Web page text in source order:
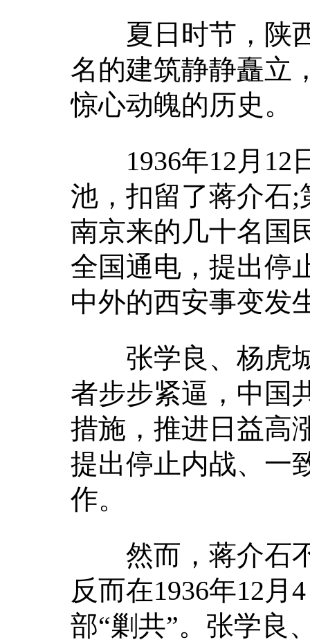
夏日时节，陕西
名的建筑静静矗立
惊心动魄的历史。
1936年12月12
池，扣留了蒋介石
南京来的几十名国
全国通电，提出停
中外的西安事变发
张学良、杨虎城
者步步紧逼，中国
措施，推进日益高
提出停止内战、一
作。
然而，蒋介石不
反而在1936年12
部“剿共”。张学良